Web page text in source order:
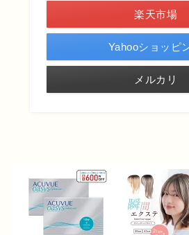
楽天市場
Yahooショッピ
メルカリ